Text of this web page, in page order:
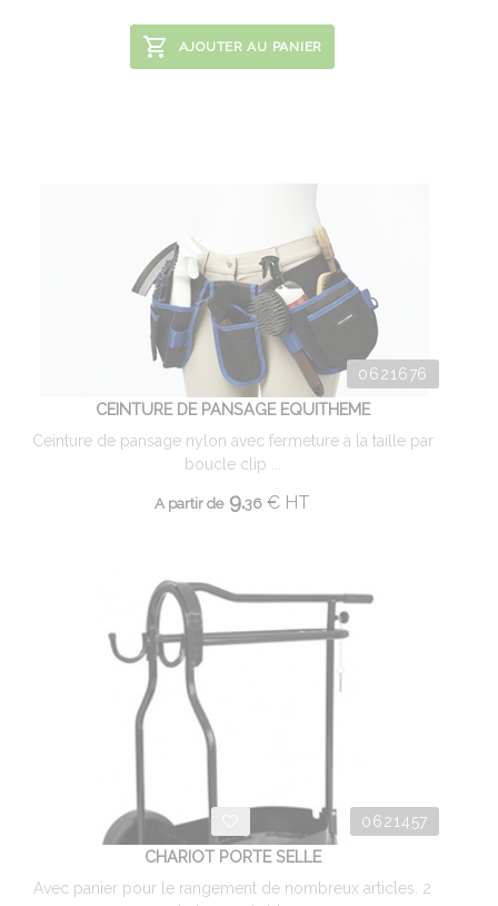
AJOUTER AU PANIER
0621676
CEINTURE DE PANSAGE EQUITHEME
Ceinture de pansage nylon avec fermeture à la taille par
boucle clip ...
A partir de9.36 € HT
0621457
CHARIOT PORTE SELLE
Avec panier pour le rangement de nombreux articles. 2